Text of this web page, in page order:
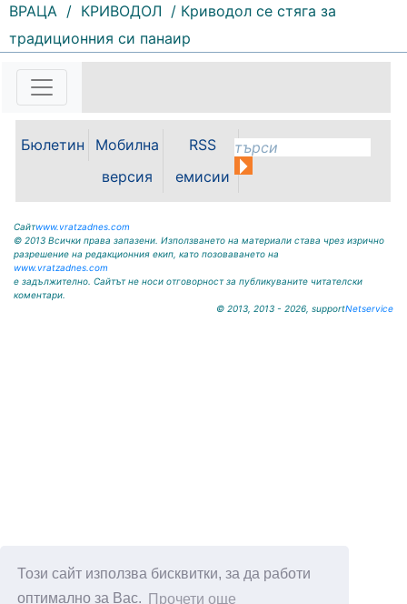
Този сайт използва бисквитки, за да работи
оптимално за Вас.
Прочети още
216 | 2026-08-07 10:31:48
"Водоснабдяване и канализация“
ООД – Враца уведомява своите
възникнала аварийна ситуация е
спряно водоподаването в
ул."Никола Вапцаров" днес
07.08.2026г. до отстраняване на
аварията. Тел.: 092 66 11 19 Тел.:
0889 316...
ВРАЦА / КРИВОДОЛ / Криводол се стяга за
традиционния си панаир
Бюлетин
Мобилна
версия
RSS
емисии
Сайтwww.vratzadnes.com
© 2013 Всички права запазени. Използването на материали става чрез изрично
разрешение на редакционния екип, като позоваването на
www.vratzadnes.com
е задължително. Сайтът не носи отговорност за публикуваните читателски
коментари.
© 2013, 2013 - 2026, supportNetservice